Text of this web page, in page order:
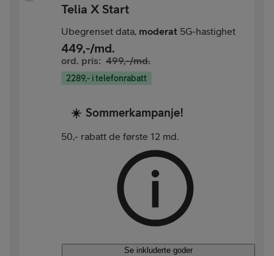
Telia X Start
Ubegrenset data, moderat 5G-hastighet
449,-/md.
ord. pris: 499,-/md.
2289,- i telefonrabatt
☀️ Sommerkampanje!
50,- rabatt de første 12 md.
Se inkluderte goder